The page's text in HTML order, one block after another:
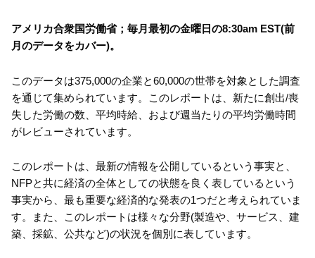
アメリカ合衆国労働省；毎月最初の金曜日の8:30am EST(前
月のデータをカバー)。
このデータは375,000の企業と60,000の世帯を対象とした調査
を通じて集められています。このレポートは、新たに創出/喪
失した労働の数、平均時給、および週当たりの平均労働時間
がレビューされています。
このレポートは、最新の情報を公開しているという事実と、
NFPと共に経済の全体としての状態を良く表しているという
事実から、最も重要な経済的な発表の1つだと考えられていま
す。また、このレポートは様々な分野(製造や、サービス、建
築、採鉱、公共など)の状況を個別に表しています。